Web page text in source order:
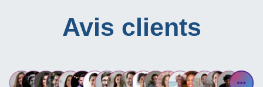
Avis clients